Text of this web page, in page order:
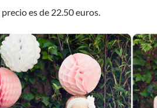
precio es de 22.50 euros.